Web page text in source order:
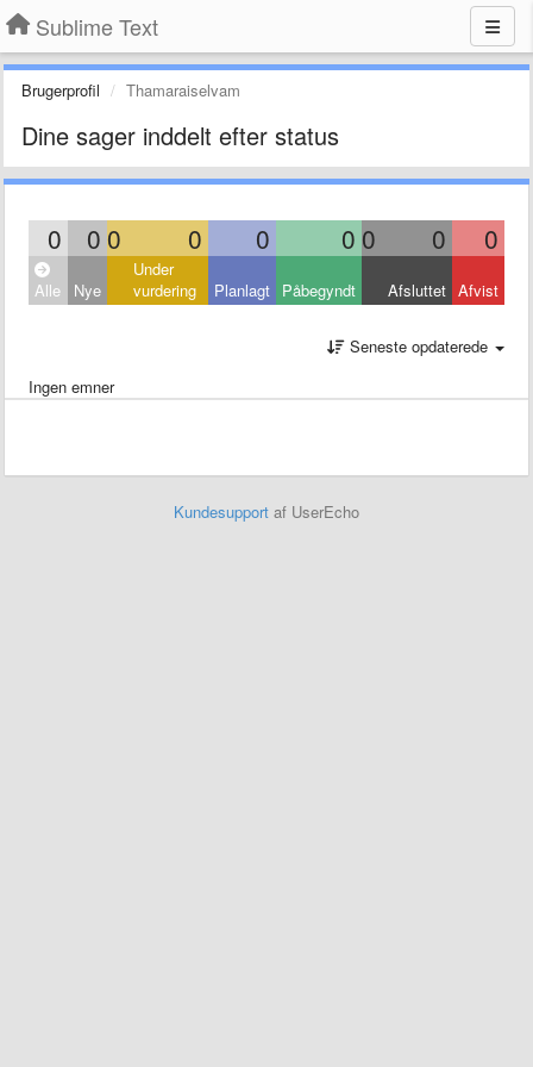
Sublime Text
Brugerprofil Thamaraiselvam
Dine sager inddelt efter status
0 0 0 0 0 0 0 0 0
Alle Nye
Under
vurdering
Planlagt Påbegyndt Afsluttet Afvist
Seneste opdaterede
Ingen emner
Kundesupport af UserEcho